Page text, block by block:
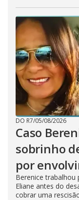
DO R7/05/08/2026
Caso
sobrinho
por
Berenice
Eliane antes do
cobrar uma